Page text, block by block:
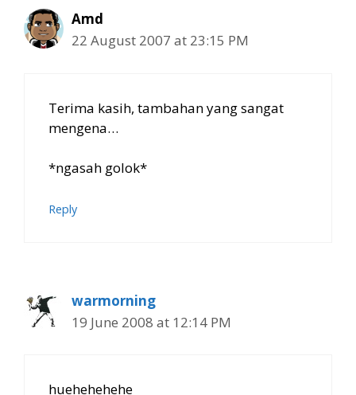
Amd
22 August 2007 at 23:15 PM
Terima kasih, tambahan yang sangat
mengena…
*ngasah golok*
Reply
warmorning
19 June 2008 at 12:14 PM
huehehehehe